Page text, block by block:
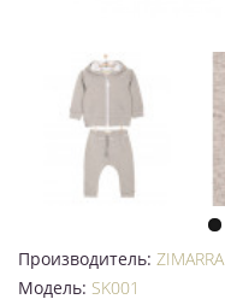
Производитель: ZIMARRA
Модель: SK001